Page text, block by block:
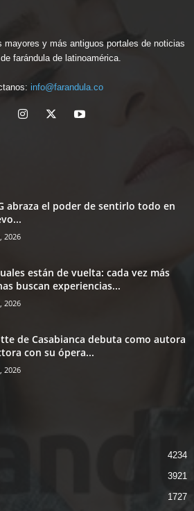
mayores y más antiguos portales de noticias
farándula de latinoamérica.
info@farandula.co
abraza el poder de sentirlo todo en
2026
están de vuelta: cada vez más
buscan experiencias...
2026
de Casabianca debuta como autora
con su ópera...
2026
4234
3921
1727